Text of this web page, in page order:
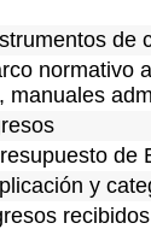
de
normativo
manuales
de
y